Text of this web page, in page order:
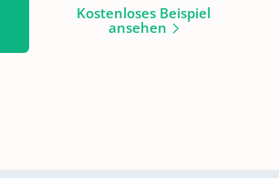
Kostenloses Beispiel
ansehen